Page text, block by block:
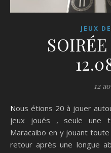
JEUX
12
Nous étions 20 à jouer
jeux joués , seule une
Maracaibo en y jouant
retour après une longue